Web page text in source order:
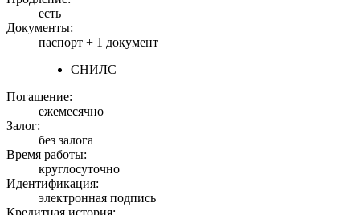
есть
Документы:
паспорт + 1 документ
СНИЛС
Погашение:
ежемесячно
Залог:
без залога
Время работы:
круглосуточно
Идентификация:
электронная подпись
Кредитная история: